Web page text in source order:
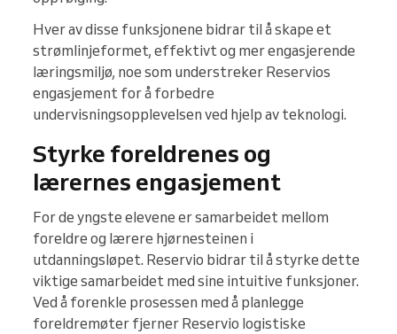
Hver av disse funksjonene bidrar til å skape et
strømlinjeformet, effektivt og mer engasjerende
læringsmiljø, noe som understreker Reservios
engasjement for å forbedre
undervisningsopplevelsen ved hjelp av teknologi.
Styrke foreldrenes og
lærernes engasjement
For de yngste elevene er samarbeidet mellom
foreldre og lærere hjørnesteinen i
utdanningsløpet. Reservio bidrar til å styrke dette
viktige samarbeidet med sine intuitive funksjoner.
Ved å forenkle prosessen med å planlegge
foreldremøter fjerner Reservio logistiske